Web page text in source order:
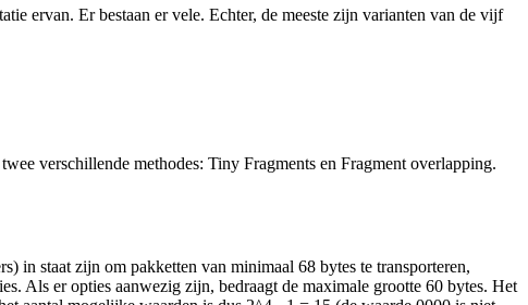
ervan. Er bestaan er vele. Echter, de meeste zijn varianten van de vijf
verschillende methodes: Tiny Fragments en Fragment overlapping.
in staat zijn om pakketten van minimaal 68 bytes te transporteren,
Als er opties aanwezig zijn, bedraagt de maximale grootte 60 bytes. Het